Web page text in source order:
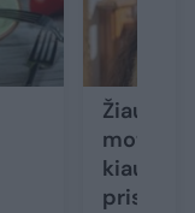
Žiaurus
moteris